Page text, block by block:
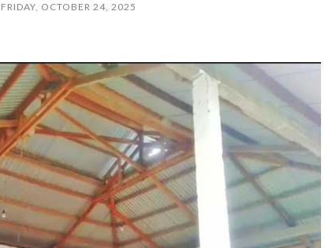
FRIDAY, OCTOBER 24, 2025